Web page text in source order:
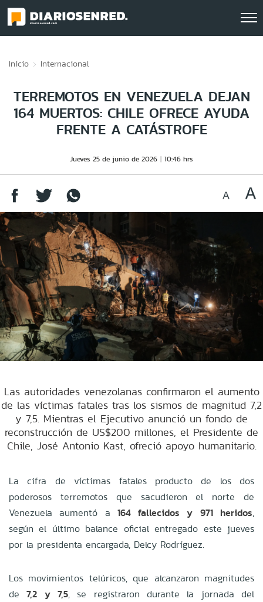
Inicio Internacional
TERREMOTOS EN VENEZUELA DEJAN
164 MUERTOS: CHILE OFRECE AYUDA
FRENTE A CATÁSTROFE
Jueves 25 de junio de 2026 10:46 hrs
Las autoridades venezolanas confirmaron el aumento
de las víctimas fatales tras los sismos de magnitud 7,2
y 7,5. Mientras el Ejecutivo anunció un fondo de
reconstrucción de US$200 millones, el Presidente de
Chile, José Antonio Kast, ofreció apoyo humanitario.
La cifra de víctimas fatales producto de los dos
poderosos terremotos que sacudieron el norte de
Venezuela aumentó a 164 fallecidos y 971 heridos,
según el último balance oficial entregado este jueves
por la presidenta encargada, Delcy Rodríguez.
Los movimientos telúricos, que alcanzaron magnitudes
de7,2 y 7,5, se registraron durante la jornada del